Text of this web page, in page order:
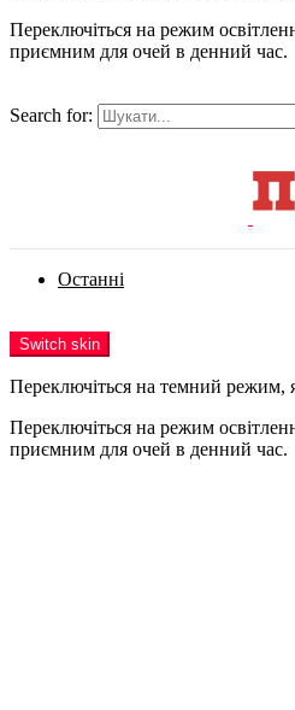
Переключіться на режим
приємним для очей в денний час.
Search for:
Останні
Switch skin
Переключіться на темний режим,
Переключіться на режим
приємним для очей в денний час.